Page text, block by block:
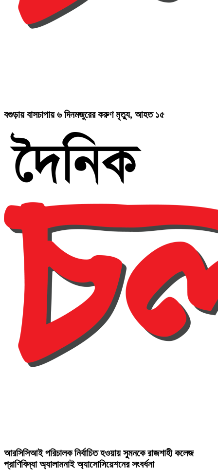
বগুড়ায় বাসচাপায় ৬ দিনমজুরের করুণ মৃত্যু, আহত ১৫
আরসিসিআই পরিচালক নির্বাচিত হওয়ায় সুমনকে রাজশাহী কলেজ
প্রাণিবিদ্যা অ্যালামনাই অ্যাসোসিয়েশনের সংবর্ধনা